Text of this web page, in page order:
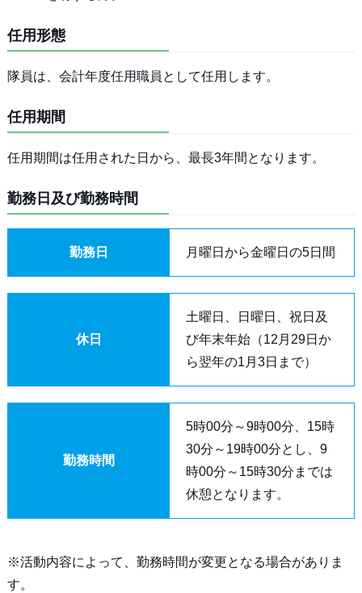
任用形態
隊員は、会計年度任用職員として任用します。
任用期間
任用期間は任用された日から、最長3年間となります。
勤務日及び勤務時間
勤務日 月曜日から金曜日の5日間
休日
土曜日、日曜日、祝日及
び年末年始（12月29日か
ら翌年の1月3日まで）
勤務時間
5時00分～9時00分、15時
30分～19時00分とし、9
時00分～15時30分までは
休憩となります。
※活動内容によって、勤務時間が変更となる場合がありま
す。